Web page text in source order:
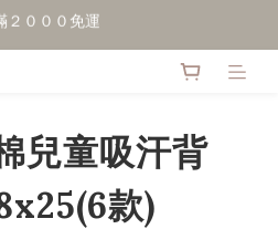
友，領50元優惠折扣
友，領50元優惠折扣
兒童吸汗背
款)